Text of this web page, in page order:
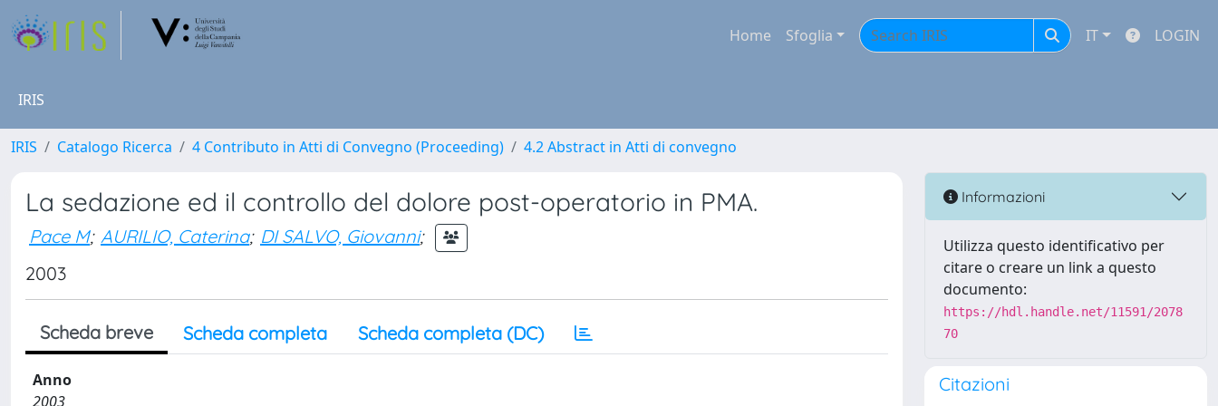
Home Sfoglia IT LOGIN
IRIS
IRIS Catalogo Ricerca 4 Contributo in Atti di Convegno (Proceeding) 4.2 Abstract in Atti di convegno
La sedazione ed il controllo del dolore post-operatorio in PMA.
Pace M; AURILIO, Caterina; DI SALVO, Giovanni;
2003
Scheda breve Scheda completa Scheda completa (DC)
Anno
2003
Informazioni
Utilizza questo identificativo per
citare o creare un link a questo
documento:
https://hdl.handle.net/11591/2078
70
Citazioni